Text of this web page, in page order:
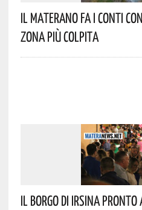
Il Materano Fa I Conti
Zona Più Colpita
Il Borgo Di Irsina Pronto